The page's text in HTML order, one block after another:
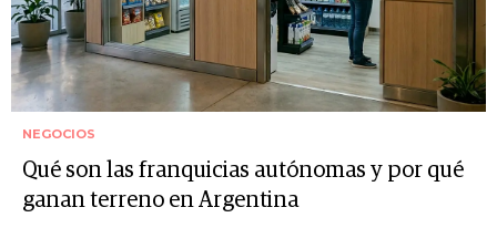
NEGOCIOS
Qué son las franquicias autónomas y por qué
ganan terreno en Argentina